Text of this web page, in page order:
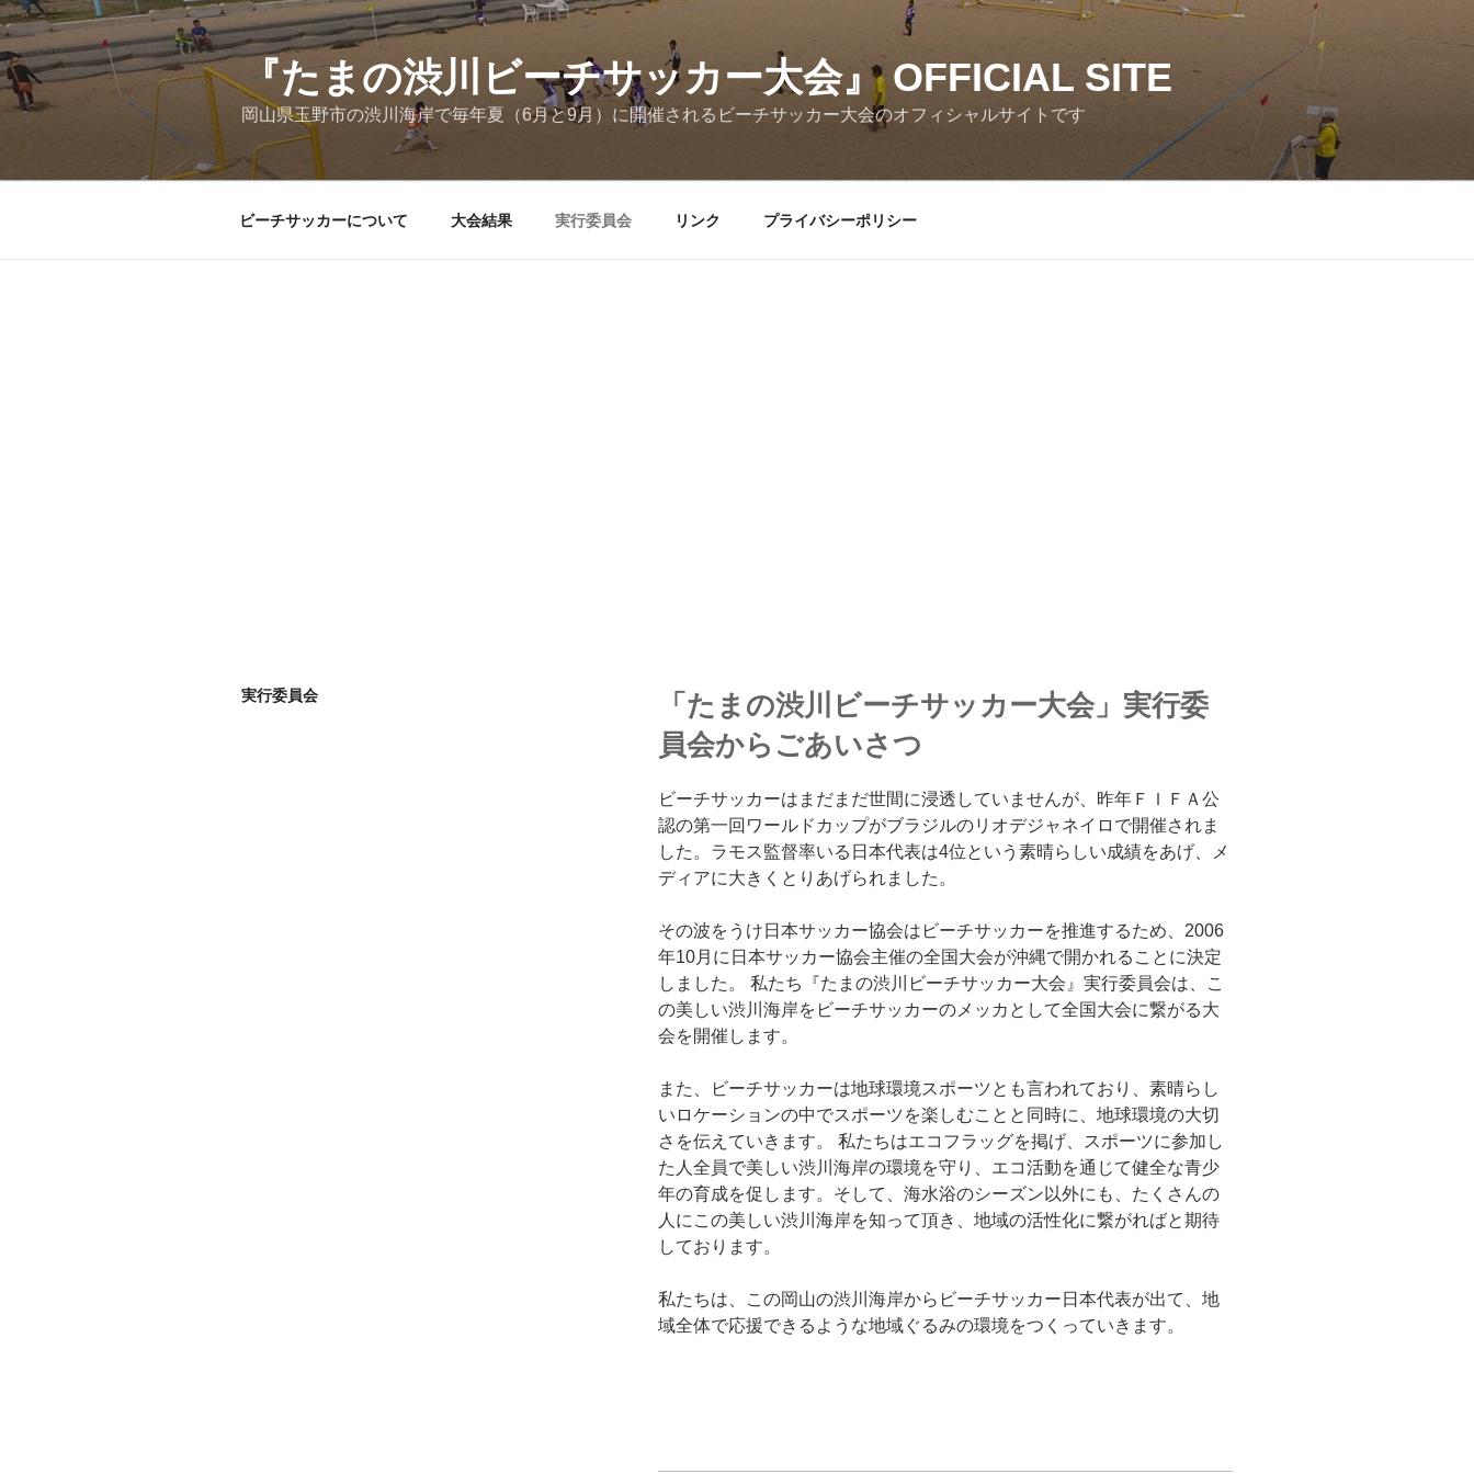
コ
ン
テ
ン
ツ
『たまの渋川ビーチサッカー大会』 OFFICIAL SITE
岡山県玉野市の渋川海岸で毎年夏（6月と9月）に開催されるビーチサッカー大会のオフィシャルサイトです
ビーチサッカーについて 大会結果 実行委員会 リンク プライバシーポリシー
実行委員会
「たまの渋川ビーチサッカー大会」実行委
員会からごあいさつ
ビーチサッカーはまだまだ世間に浸透していませんが、昨年ＦＩＦＡ公
認の第一回ワールドカップがブラジルのリオデジャネイロで開催されま
した。ラモス監督率いる日本代表は4位という素晴らしい成績をあげ、メ
ディアに大きくとりあげられました。
その波をうけ日本サッカー協会はビーチサッカーを推進するため、2006
年10月に日本サッカー協会主催の全国大会が沖縄で開かれることに決定
しました。 私たち『たまの渋川ビーチサッカー大会』実行委員会は、こ
の美しい渋川海岸をビーチサッカーのメッカとして全国大会に繋がる大
会を開催します。
また、ビーチサッカーは地球環境スポーツとも言われており、素晴らし
いロケーションの中でスポーツを楽しむことと同時に、地球環境の大切
さを伝えていきます。 私たちはエコフラッグを掲げ、スポーツに参加し
た人全員で美しい渋川海岸の環境を守り、エコ活動を通じて健全な青少
年の育成を促します。そして、海水浴のシーズン以外にも、たくさんの
人にこの美しい渋川海岸を知って頂き、地域の活性化に繋がればと期待
しております。
私たちは、この岡山の渋川海岸からビーチサッカー日本代表が出て、地
域全体で応援できるような地域ぐるみの環境をつくっていきます。